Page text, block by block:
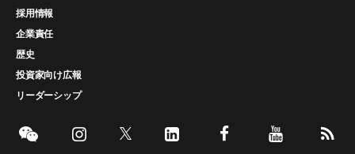
採用情報
企業責任
歴史
投資家向け広報
リーダーシップ